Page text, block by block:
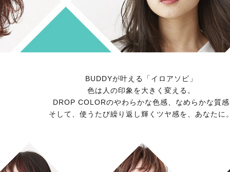
BUDDYが叶える「イロアソビ」
色は人の印象を大きく変える。
DROP COLORのやわらかな色感、なめらかな質感
そして、使うたび繰り返し輝くツヤ感を、あなたに。